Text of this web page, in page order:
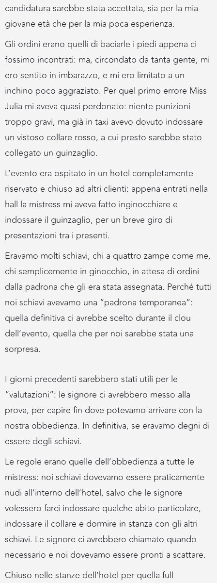
candidatura sarebbe stata accettata, sia per la mia
giovane età che per la mia poca esperienza.
Gli ordini erano quelli di baciarle i piedi appena ci
fossimo incontrati: ma, circondato da tanta gente, mi
ero sentito in imbarazzo, e mi ero limitato a un
inchino poco aggraziato. Per quel primo errore Miss
Julia mi aveva quasi perdonato: niente punizioni
troppo gravi, ma già in taxi avevo dovuto indossare
un vistoso collare rosso, a cui presto sarebbe stato
collegato un guinzaglio.
L’evento era ospitato in un hotel completamente
riservato e chiuso ad altri clienti: appena entrati nella
hall la mistress mi aveva fatto inginocchiare e
indossare il guinzaglio, per un breve giro di
presentazioni tra i presenti.
Eravamo molti schiavi, chi a quattro zampe come me,
chi semplicemente in ginocchio, in attesa di ordini
dalla padrona che gli era stata assegnata. Perché tutti
noi schiavi avevamo una “padrona temporanea”:
quella definitiva ci avrebbe scelto durante il clou
dell’evento, quella che per noi sarebbe stata una
sorpresa.
I giorni precedenti sarebbero stati utili per le
“valutazioni”: le signore ci avrebbero messo alla
prova, per capire fin dove potevamo arrivare con la
nostra obbedienza. In definitiva, se eravamo degni di
essere degli schiavi.
Le regole erano quelle dell’obbedienza a tutte le
mistress: noi schiavi dovevamo essere praticamente
nudi all’interno dell’hotel, salvo che le signore
volessero farci indossare qualche abito particolare,
indossare il collare e dormire in stanza con gli altri
schiavi. Le signore ci avrebbero chiamato quando
necessario e noi dovevamo essere pronti a scattare.
Chiuso nelle stanze dell’hotel per quella full